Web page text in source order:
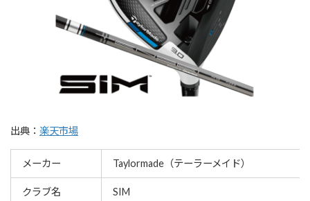
出典： 楽天市場
メーカー Taylormade（テーラーメイド）
クラブ名 SIM